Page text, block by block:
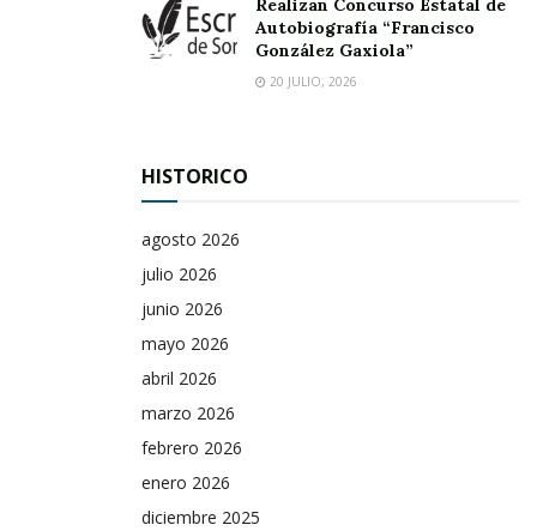
Realizan Concurso Estatal de
Autobiografía “Francisco
González Gaxiola”
20 JULIO, 2026
HISTORICO
agosto 2026
julio 2026
junio 2026
mayo 2026
abril 2026
marzo 2026
febrero 2026
enero 2026
diciembre 2025